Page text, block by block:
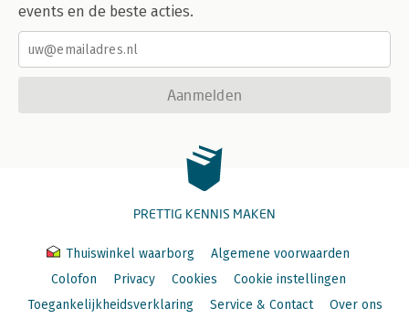
events en de beste acties.
Aanmelden
PRETTIG KENNIS MAKEN
Thuiswinkel waarborg
Algemene voorwaarden
Colofon
Privacy Cookies
Cookie instellingen
Toegankelijkheidsverklaring
Service & Contact Over ons